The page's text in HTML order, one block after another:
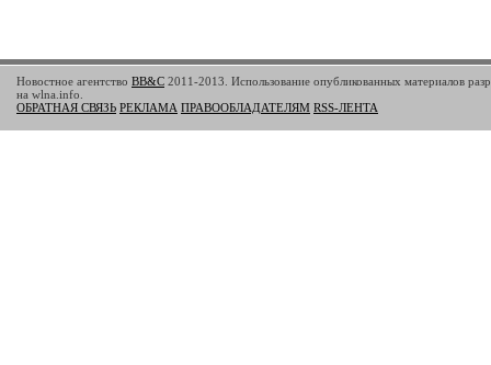
Новостное агентство BB&C 2011-2013. Использование опубликованных материалов
на wlna.info.
ОБРАТНАЯ СВЯЗЬ РЕКЛАМА ПРАВООБЛАДАТЕЛЯМ RSS-ЛЕНТА